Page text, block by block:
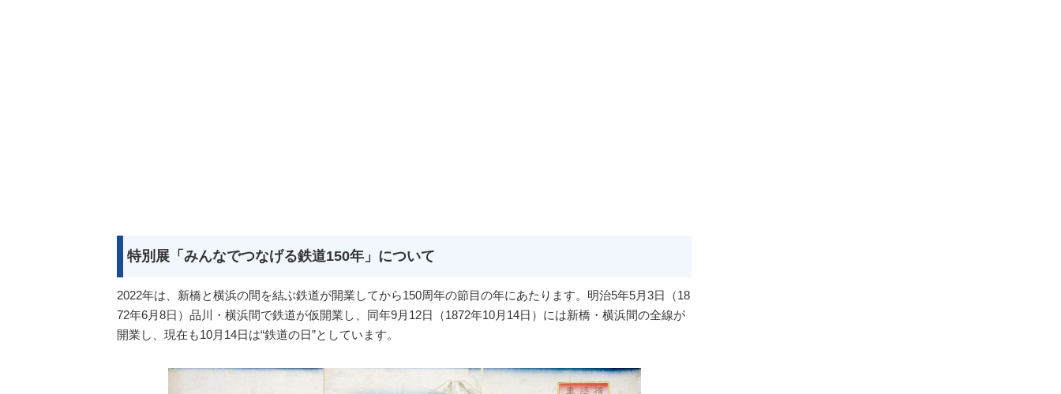
特別展「みんなでつなげる鉄道150年」について
2022年は、新橋と横浜の間を結ぶ鉄道が開業してから150周年の節目の年にあたります。明治5年5月3日（18
72年6月8日）品川・横浜間で鉄道が仮開業し、同年9月12日（1872年10月14日）には新橋・横浜間の全線が
開業し、現在も10月14日は“鉄道の日”としています。